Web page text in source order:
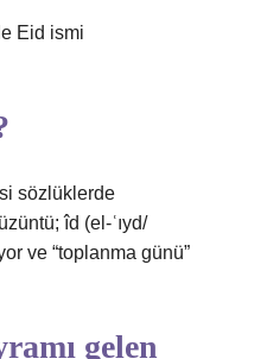
Eid ismi
sözlüklerde
îd (el-ʿıyd/
gelen